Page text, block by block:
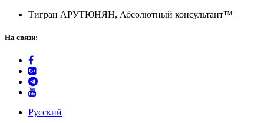
Тигран АРУТЮНЯН, Абсолютный консультант™
На связи:
Русский